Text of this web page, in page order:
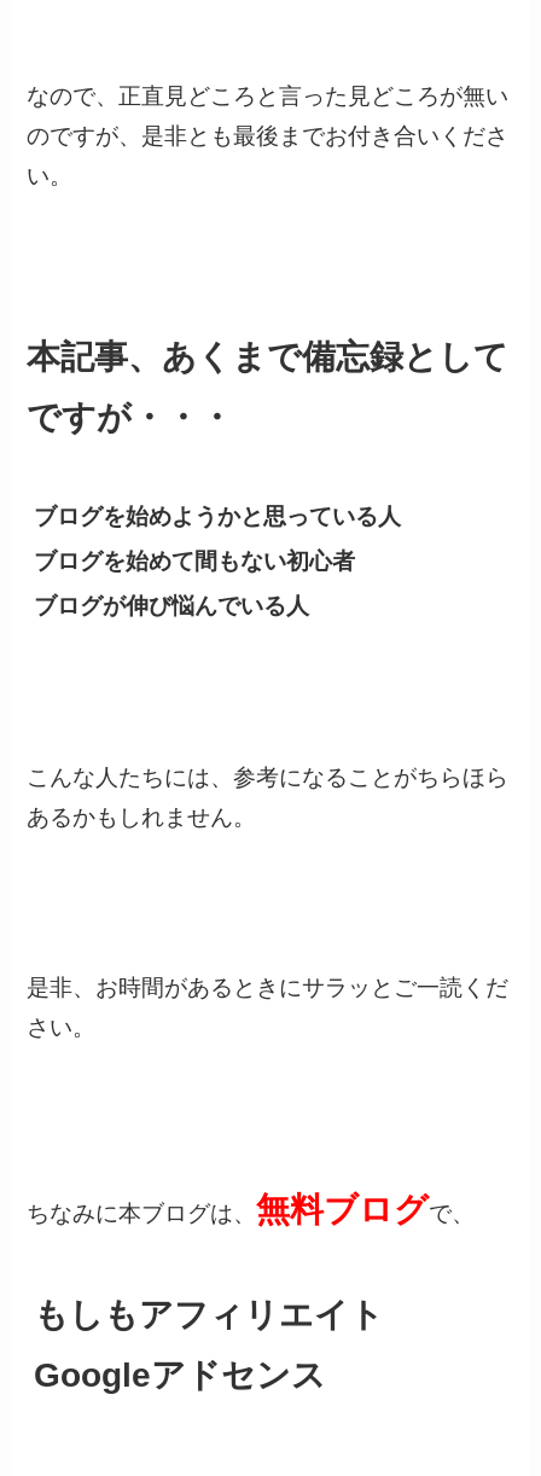
なので、正直見どころと言った見どころが無い
のですが、是非とも最後までお付き合いくださ
い。
本記事、あくまで備忘録として
ですが・・・
ブログを始めようかと思っている人
ブログを始めて間もない初心者
ブログが伸び悩んでいる人
こんな人たちには、参考になることがちらほら
あるかもしれません。
是非、お時間があるときにサラッとご一読くだ
さい。
ちなみに本ブログは、無料ブログで、
もしもアフィリエイト
Googleアドセンス